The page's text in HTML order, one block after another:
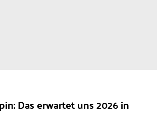
Das erwartet uns 2026 in